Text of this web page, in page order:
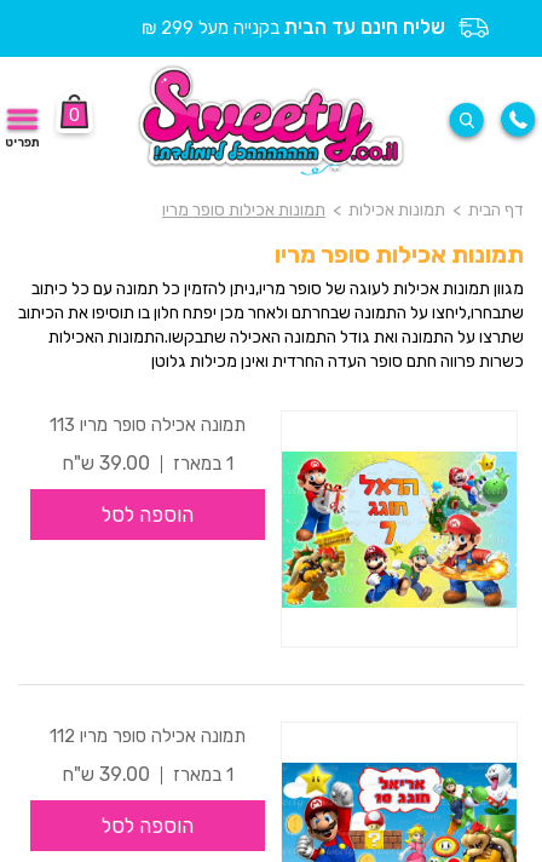
שליח חינם עד הבית בקנייה מעל 299 ₪
0
תפריט
דף הבית > תמונות אכילות > תמונות אכילות סופר מריו
תמונות אכילות סופר מריו
מגוון תמונות אכילות לעוגה של סופר מריו,ניתן להזמין כל תמונה עם כל כיתוב
שתבחרו,ליחצו על התמונה שבחרתם ולאחר מכן יפתח חלון בו תוסיפו את הכיתוב
שתרצו על התמונה ואת גודל התמונה האכילה שתבקשו.התמונות האכילות
כשרות פרווה חתם סופר העדה החרדית ואינן מכילות גלוטן
תמונה אכילה סופר מריו 113
1 במארז
39.00 ש"ח
הוספה לסל
תמונה אכילה סופר מריו 112
1 במארז
39.00 ש"ח
הוספה לסל